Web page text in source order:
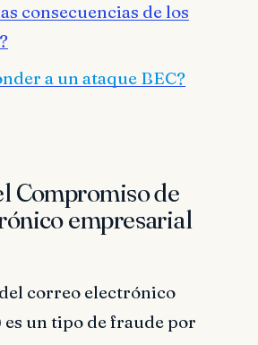
consecuencias de los
a un ataque BEC?
Compromiso de
empresarial
correo electrónico
un tipo de fraude por